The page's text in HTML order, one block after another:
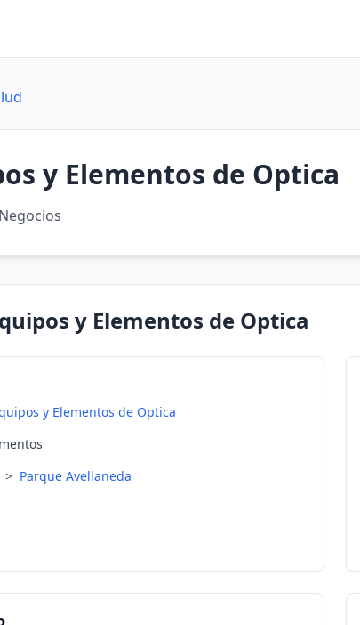
y Elementos de Optica
y Elementos de Optica
y Elementos de Optica
> Parque Avellaneda